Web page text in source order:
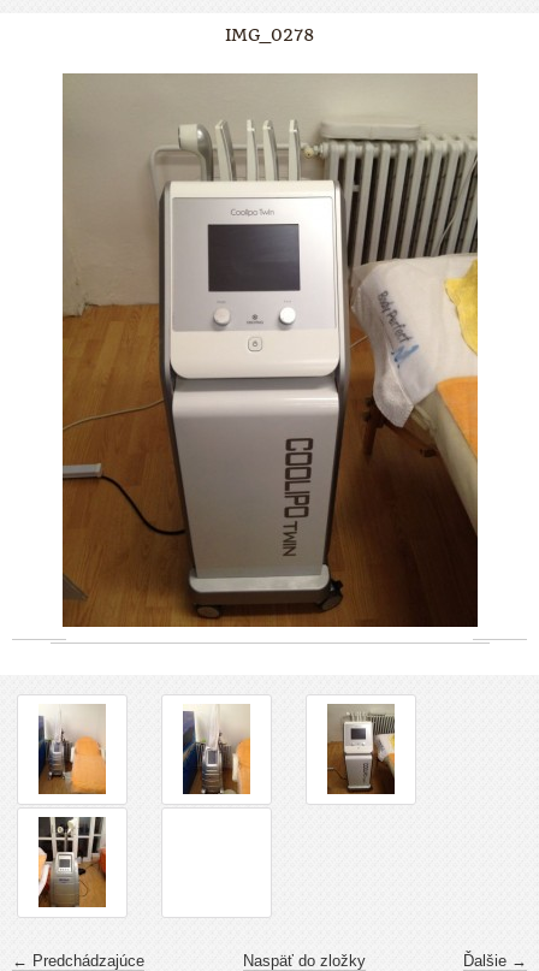
IMG_0278
← Predchádzajúce Ďalšie →
Naspäť do zložky